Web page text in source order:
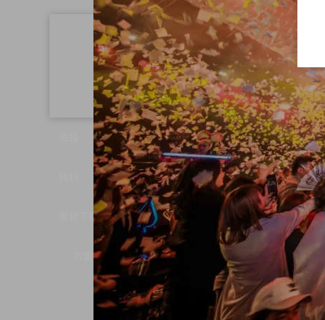
异国风情派对
派对 潮趴主题派对
素材下载
方案密码